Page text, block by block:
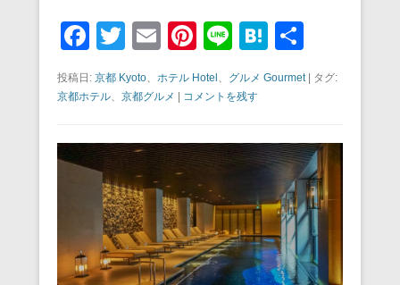
F
a
c
b
o
o
k
T
tt
E
ail
Pi
er
st
Li
n
e
H
a
投稿日: 京都 Kyoto ホテル Hotel グルメ Gourmet| タグ:
京都ホテル
京都グルメ | コメントを残す